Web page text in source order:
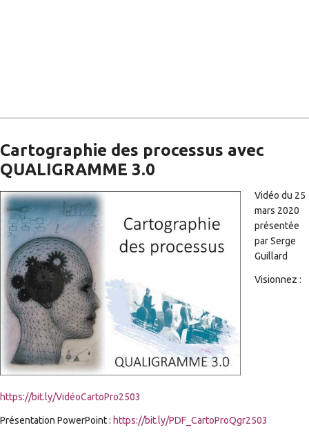
Cartographie des processus avec
QUALIGRAMME 3.0
Vidéo du 25
mars 2020
présentée
par Serge
Guillard
Visionnez :
https://bit.ly/VidéoCartoPro2503
Présentation PowerPoint : https://bit.ly/PDF_CartoProQgr2503